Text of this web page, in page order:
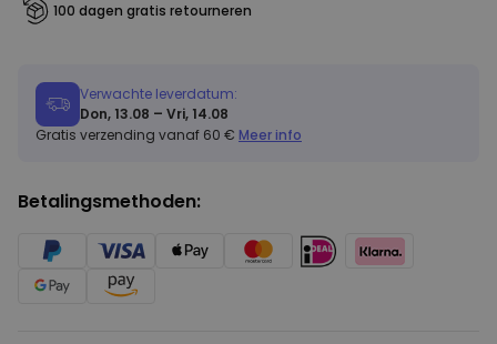
100 dagen gratis retourneren
Verwachte leverdatum:
Don, 13.08 – Vri, 14.08
Gratis verzending vanaf 60 € Meer info
Betalingsmethoden: